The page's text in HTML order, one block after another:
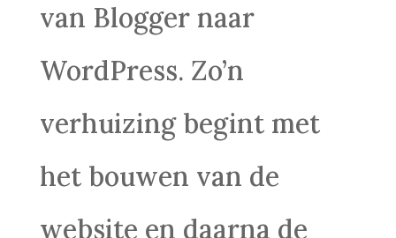
van Blogger naar
WordPress. Zo’n
verhuizing begint met
het bouwen van de
website en daarna de